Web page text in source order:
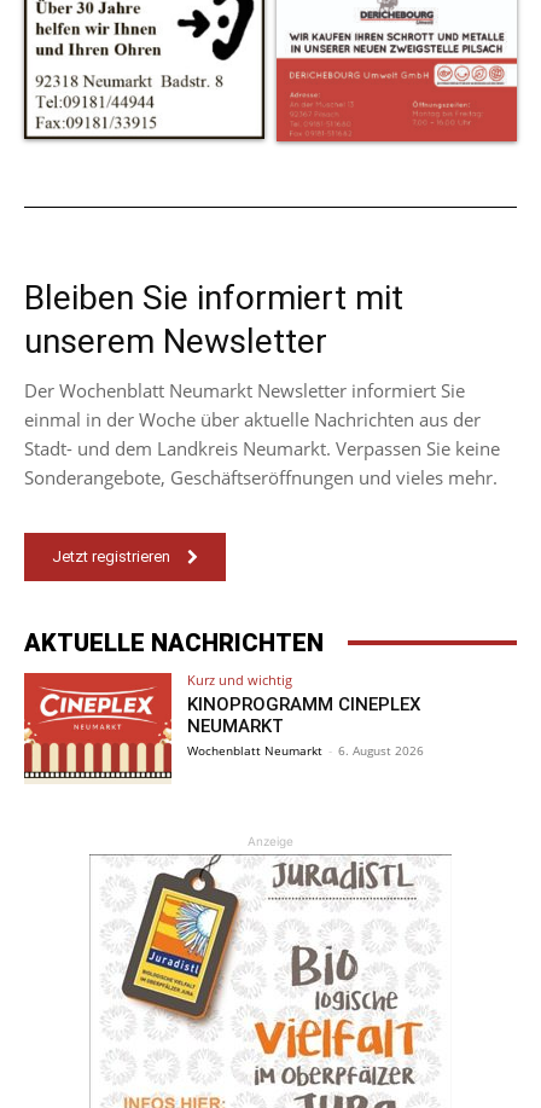
Bleiben Sie informiert mit
unserem Newsletter
Der Wochenblatt Neumarkt Newsletter informiert Sie
einmal in der Woche über aktuelle Nachrichten aus der
Stadt- und dem Landkreis Neumarkt. Verpassen Sie keine
Sonderangebote, Geschäftseröffnungen und vieles mehr.
Jetzt registrieren
AKTUELLE NACHRICHTEN
Kurz und wichtig
KINOPROGRAMM CINEPLEX
NEUMARKT
Wochenblatt Neumarkt - 6. August 2026
Anzeige